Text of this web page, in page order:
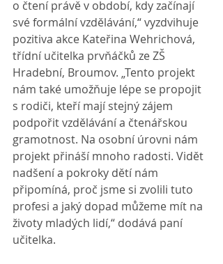
o čtení právě v období, kdy začínají
své formální vzdělávání,“ vyzdvihuje
pozitiva akce Kateřina Wehrichová,
třídní učitelka prvňáčků ze ZŠ
Hradební, Broumov. „Tento projekt
nám také umožňuje lépe se propojit
s rodiči, kteří mají stejný zájem
podpořit vzdělávání a čtenářskou
gramotnost. Na osobní úrovni nám
projekt přináší mnoho radosti. Vidět
nadšení a pokroky dětí nám
připomíná, proč jsme si zvolili tuto
profesi a jaký dopad můžeme mít na
životy mladých lidí,“ dodává paní
učitelka.